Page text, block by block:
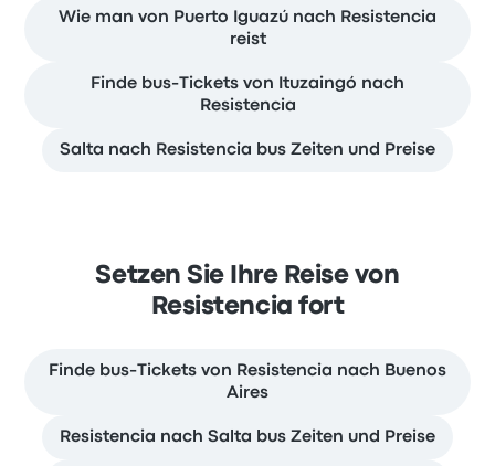
Wie man von Puerto Iguazú nach Resistencia
reist
Finde bus-Tickets von Ituzaingó nach
Resistencia
Salta nach Resistencia bus Zeiten und Preise
Setzen Sie Ihre Reise von
Resistencia fort
Finde bus-Tickets von Resistencia nach Buenos
Aires
Resistencia nach Salta bus Zeiten und Preise